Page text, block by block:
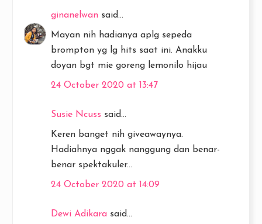
ginanelwan said...
Mayan nih hadianya aplg sepeda
brompton yg lg hits saat ini. Anakku
doyan bgt mie goreng lemonilo hijau
24 October 2020 at 13:47
Susie Ncuss said...
Keren banget nih giveawaynya.
Hadiahnya nggak nanggung dan benar-
benar spektakuler...
24 October 2020 at 14:09
Dewi Adikara said...